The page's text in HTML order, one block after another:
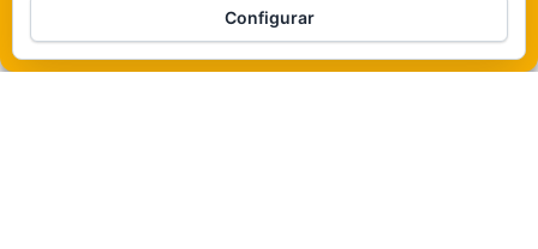
Política de cookies
WordPress |Tema:
Configurar